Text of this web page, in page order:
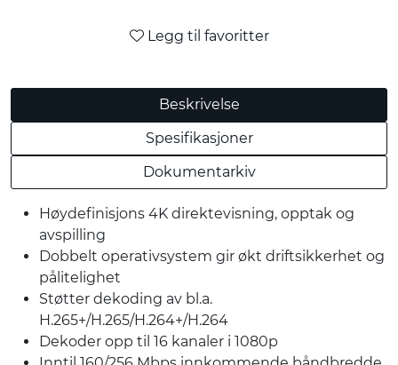
Legg til favoritter
Beskrivelse
Spesifikasjoner
Dokumentarkiv
Høydefinisjons 4K direktevisning, opptak og
avspilling
Dobbelt operativsystem gir økt driftsikkerhet og
pålitelighet
Støtter dekoding av bl.a.
H.265+/H.265/H.264+/H.264
Dekoder opp til 16 kanaler i 1080p